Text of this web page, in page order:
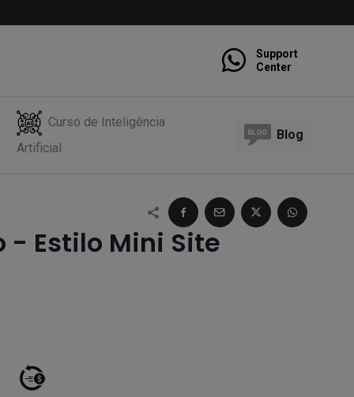
Support
Center
Curso de Inteligência
Artificial
Blog
- Estilo Mini Site